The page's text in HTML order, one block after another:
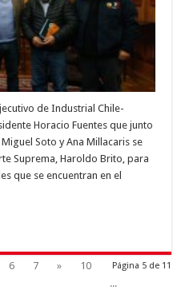
de Industrial Chile-
Horacio Fuentes que junto
Soto y Ana Millacaris se
Suprema, Haroldo Brito, para
que se encuentran en el
Página 5 de 11
6 7 »
10
...